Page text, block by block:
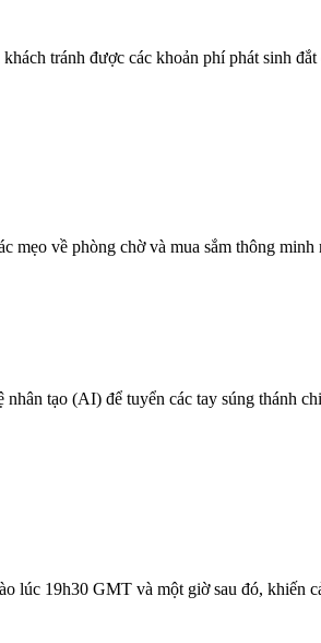
tránh được các khoản phí phát sinh đắt
mẹo về phòng chờ và mua sắm thông minh
tạo (AI) để tuyển các tay súng thánh
lúc 19h30 GMT và một giờ sau đó, khiến